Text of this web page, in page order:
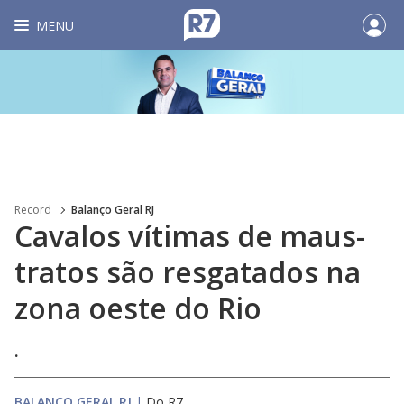
MENU
Record Balanço Geral RJ
Cavalos vítimas de maus-
tratos são resgatados na
zona oeste do Rio
.